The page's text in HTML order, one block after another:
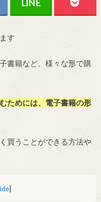
す
書籍など、様々な形で購
ためには、電子書籍の形
買うことができる方法や
]